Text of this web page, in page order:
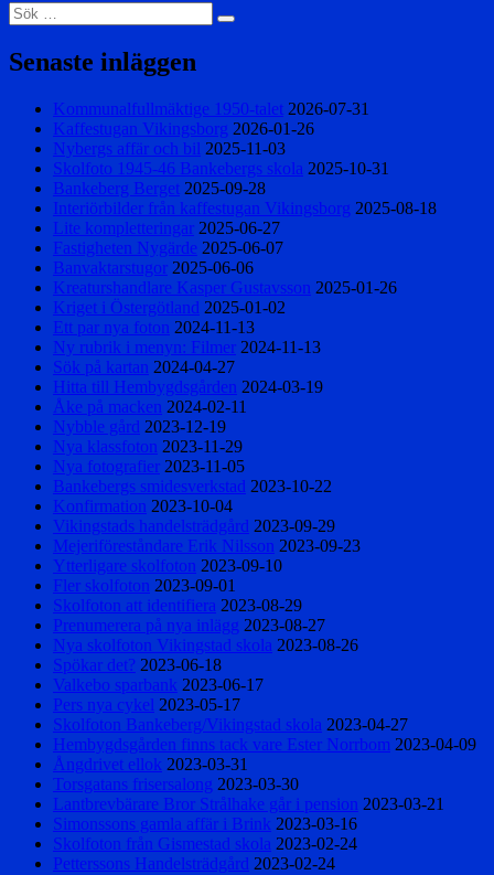
Sök
efter:
Sök
Senaste inläggen
Kommunalfullmäktige 1950-talet 2026-07-31
Kaffestugan Vikingsborg 2026-01-26
Nybergs affär och bil 2025-11-03
Skolfoto 1945-46 Bankebergs skola 2025-10-31
Bankeberg Berget 2025-09-28
Interiörbilder från kaffestugan Vikingsborg 2025-08-18
Lite kompletteringar 2025-06-27
Fastigheten Nygärde 2025-06-07
Banvaktarstugor 2025-06-06
Kreaturshandlare Kasper Gustavsson 2025-01-26
Kriget i Östergötland 2025-01-02
Ett par nya foton 2024-11-13
Ny rubrik i menyn: Filmer 2024-11-13
Sök på kartan 2024-04-27
Hitta till Hembygdsgården 2024-03-19
Åke på macken 2024-02-11
Nybble gård 2023-12-19
Nya klassfoton 2023-11-29
Nya fotografier 2023-11-05
Bankebergs smidesverkstad 2023-10-22
Konfirmation 2023-10-04
Vikingstads handelsträdgård 2023-09-29
Mejeriföreståndare Erik Nilsson 2023-09-23
Ytterligare skolfoton 2023-09-10
Fler skolfoton 2023-09-01
Skolfoton att identifiera 2023-08-29
Prenumerera på nya inlägg 2023-08-27
Nya skolfoton Vikingstad skola 2023-08-26
Spökar det? 2023-06-18
Valkebo sparbank 2023-06-17
Pers nya cykel 2023-05-17
Skolfoton Bankeberg/Vikingstad skola 2023-04-27
Hembygdsgården finns tack vare Ester Norrbom 2023-04-09
Ångdrivet ellok 2023-03-31
Torsgatans frisersalong 2023-03-30
Lantbrevbärare Bror Strålhake går i pension 2023-03-21
Simonssons gamla affär i Brink 2023-03-16
Skolfoton från Gismestad skola 2023-02-24
Petterssons Handelsträdgård 2023-02-24